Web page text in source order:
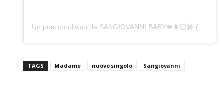
TAGS Madame nuovo singolo Sangiovanni